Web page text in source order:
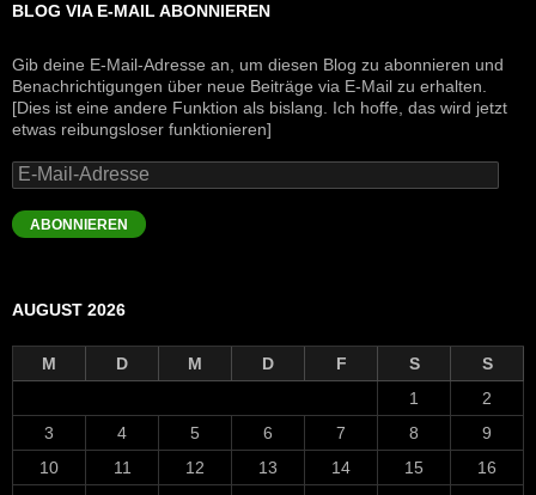
BLOG VIA E-MAIL ABONNIEREN
Gib deine E-Mail-Adresse an, um diesen Blog zu abonnieren und
Benachrichtigungen über neue Beiträge via E-Mail zu erhalten.
[Dies ist eine andere Funktion als bislang. Ich hoffe, das wird jetzt
etwas reibungsloser funktionieren]
E-
Mail-
Adresse
ABONNIEREN
AUGUST 2026
M D M D F S
S
1
2
3
4 5 6 7 8
9
10
11 12 13 14 15
16